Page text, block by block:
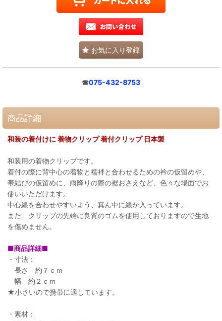
お気に入り登録
☎075-432-8753
商品詳細
和装の着付けに 着物クリップ 着付クリップ 日本製
和装用の着物クリップです。
着付の際に背中心の着物と襦袢と合わせるための衿の仮留めや、
帯結びの仮留めに、雨降りの際の裾おさえなど、色々な場面でお
使いいただけます。
中心線を合わせやすいよう、真ん中に線が入っています。
また、クリップの先端に良質のゴムを使用しておりますので生地
を傷めません。
■商品詳細■
・寸法：
長さ 約７ｃｍ
幅 約２ｃｍ
★小さいので携帯に適しています。
・素材：